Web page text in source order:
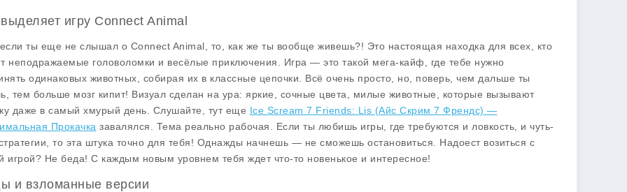
игру Connect Animal
ты еще не слышал о Connect Animal, то, как же ты вообще живешь?! Это настоящая находка для всех, кто
неподражаемые головоломки и весёлые приключения. Игра — это такой мега-кайф, где тебе нужно
одинаковых животных, собирая их в классные цепочки. Всё очень просто, но, поверь, чем дальше ты
тем больше мозг кипит! Визуал сделан на ура: яркие, сочные цвета, милые животные, которые вызывают
даже в самый хмурый день. Слушайте, тут еще Ice Scream 7 Friends: Lis (Айс Скрим 7 Френдс) —
Прокачка завалялся. Тема реально рабочая. Если ты любишь игры, где требуются и ловкость, и чуть-
то эта штука точно для тебя! Однажды начнешь — не сможешь остановиться. Надоест возиться с
игрой? Не беда! С каждым новым уровнем тебя ждет что-то новенькое и интересное!
и взломанные версии